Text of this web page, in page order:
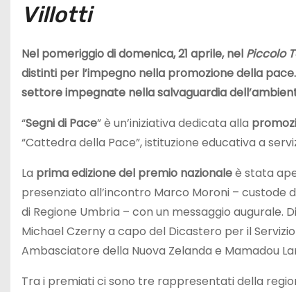
Villotti
Nel pomeriggio di domenica, 21 aprile, nel Piccolo
distinti per l’impegno nella promozione della
settore impegnate nella salvaguardia
“Segni di Pace” è un’iniziativa dedicata alla
“Cattedra della Pace”, istituzione educativa a
La prima edizione del premio nazionaleè stata
presenziato all’incontro Marco Moroni – custode
di Regione Umbria – con un messaggio
Michael Czerny a capo del Dicastero per il
Ambasciatore della Nuova Zelanda e Mamadou
Tra i premiati ci sono tre rappresentati della